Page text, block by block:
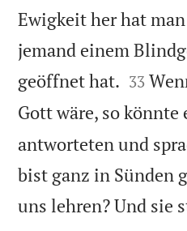
Ewigkeit her hat
jemand einem
geöffnet hat. 

33
Gott wäre, so
antworteten und
bist ganz in Sünden
uns lehren? Und sie